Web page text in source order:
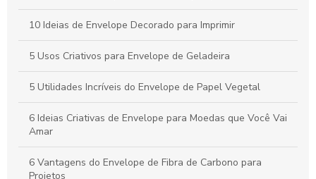
necessidades de apresentação e organização. Descubra suas
10 Ideias de Envelope Decorado para Imprimir
5 Usos Criativos para Envelope de Geladeira
5 Utilidades Incríveis do Envelope de Papel Vegetal
6 Ideias Criativas de Envelope para Moedas que Você Vai
Amar
6 Vantagens do Envelope de Fibra de Carbono para
Projetos